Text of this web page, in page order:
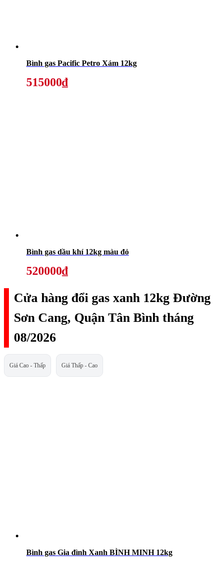
Bình gas Pacific Petro Xám 12kg
515000₫
Bình gas dầu khí 12kg màu đỏ
520000₫
Cửa hàng đổi gas xanh 12kg Đường
Sơn Cang, Quận Tân Bình tháng
08/2026
Giá Cao - Thấp Giá Thấp - Cao
Bình gas Gia đình Xanh BÌNH MINH 12kg